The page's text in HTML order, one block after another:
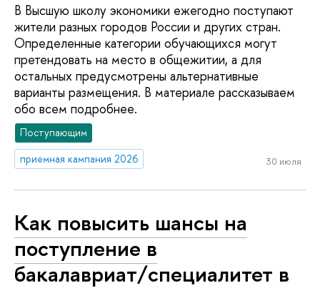
В Высшую школу экономики ежегодно поступают
жители разных городов России и других стран.
Определенные категории обучающихся могут
претендовать на место в общежитии, а для
остальных предусмотрены альтернативные
варианты размещения. В материале рассказываем
обо всем подробнее.
Поступающим
приемная кампания 2026
30 июля
Как повысить шансы на
поступление в
бакалавриат/специалитет в